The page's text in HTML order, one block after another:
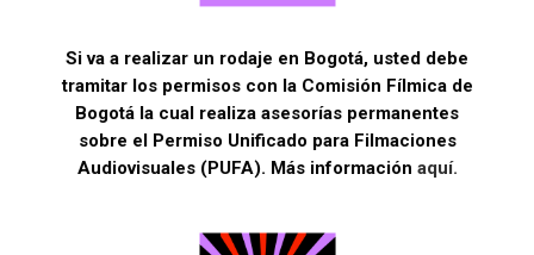
Si va a realizar un rodaje en Bogotá, usted debe
tramitar los permisos con la Comisión Fílmica de
Bogotá la cual realiza asesorías permanentes
sobre el Permiso Unificado para Filmaciones
Audiovisuales (PUFA). Más información aquí.